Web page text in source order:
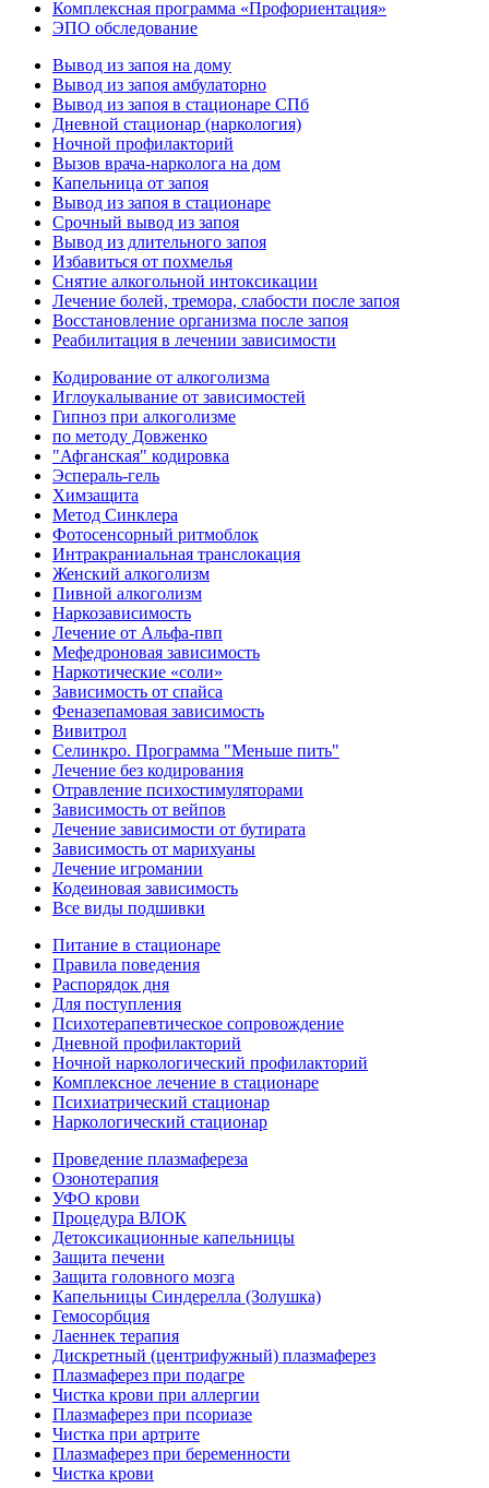
Комплексная программа «Профориентация»
ЭПО обследование
Вывод из запоя на дому
Вывод из запоя амбулаторно
Вывод из запоя в стационаре СПб
Дневной стационар (наркология)
Ночной профилакторий
Вызов врача-нарколога на дом
Капельница от запоя
Вывод из запоя в стационаре
Срочный вывод из запоя
Вывод из длительного запоя
Избавиться от похмелья
Снятие алкогольной интоксикации
Лечение болей, тремора, слабости после запоя
Восстановление организма после запоя
Реабилитация в лечении зависимости
Кодирование от алкоголизма
Иглоукалывание от зависимостей
Гипноз при алкоголизме
по методу Довженко
"Афганская" кодировка
Эспераль-гель
Химзащита
Метод Синклера
Фотосенсорный ритмоблок
Интракраниальная транслокация
Женский алкоголизм
Пивной алкоголизм
Наркозависимость
Лечение от Альфа-пвп
Мефедроновая зависимость
Наркотические «соли»
Зависимость от спайса
Феназепамовая зависимость
Вивитрол
Селинкро. Программа "Меньше пить"
Лечение без кодирования
Отравление психостимуляторами
Зависимость от вейпов
Лечение зависимости от бутирата
Зависимость от марихуаны
Лечение игромании
Кодеиновая зависимость
Все виды подшивки
Питание в стационаре
Правила поведения
Распорядок дня
Для поступления
Психотерапевтическое сопровождение
Дневной профилакторий
Ночной наркологический профилакторий
Комплексное лечение в стационаре
Психиатрический стационар
Наркологический стационар
Проведение плазмафереза
Озонотерапия
УФО крови
Процедура ВЛОК
Детоксикационные капельницы
Защита печени
Защита головного мозга
Капельницы Синдерелла (Золушка)
Гемосорбция
Лаеннек терапия
Дискретный (центрифужный) плазмаферез
Плазмаферез при подагре
Чистка крови при аллергии
Плазмаферез при псориазе
Чистка при артрите
Плазмаферез при беременности
Чистка крови